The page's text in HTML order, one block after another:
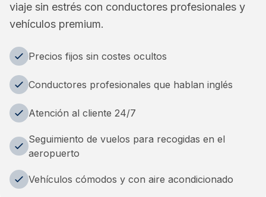
viaje sin estrés con conductores profesionales y
vehículos premium.
Precios fijos sin costes ocultos
Conductores profesionales que hablan inglés
Atención al cliente 24/7
Seguimiento de vuelos para recogidas en el
aeropuerto
Vehículos cómodos y con aire acondicionado